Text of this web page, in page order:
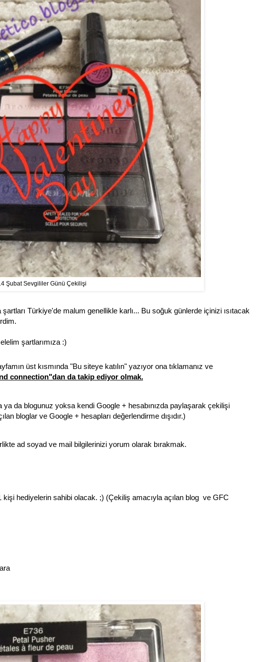
Şubat Sevgililer Günü Çekilişi
Türkiye'de malum genellikle karlı... Bu soğuk günlerde içinizi ısıtacak
şartlarımıza :)
üst kısmında "Bu siteye katılın" yazıyor ona tıklamanız ve
connection"dan da takip ediyor olmak.
ya da blogunuz yoksa kendi Google + hesabınızda paylaşarak çekilişi
bloglar ve Google + hesapları değerlendirme dışıdır.)
ad soyad ve mail bilgilerinizi yorum olarak bırakmak.
hediyelerin sahibi olacak. ;) (Çekiliş amacıyla açılan blog ve GFC